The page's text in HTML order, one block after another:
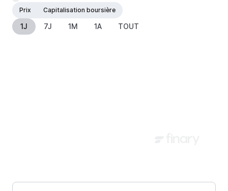
Prix
Capitalisation boursière
1J 7J 1M 1A TOUT